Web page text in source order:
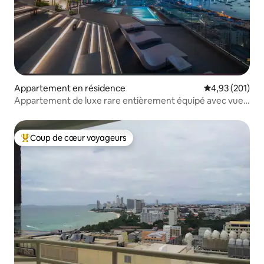
Appartement en résidence Évaluation
4,93 (201)
Appartement de luxe rare entièrement équipé avec vue
Coups de cœur voyageurs les plus appréciés
Coup de cœur voyageurs